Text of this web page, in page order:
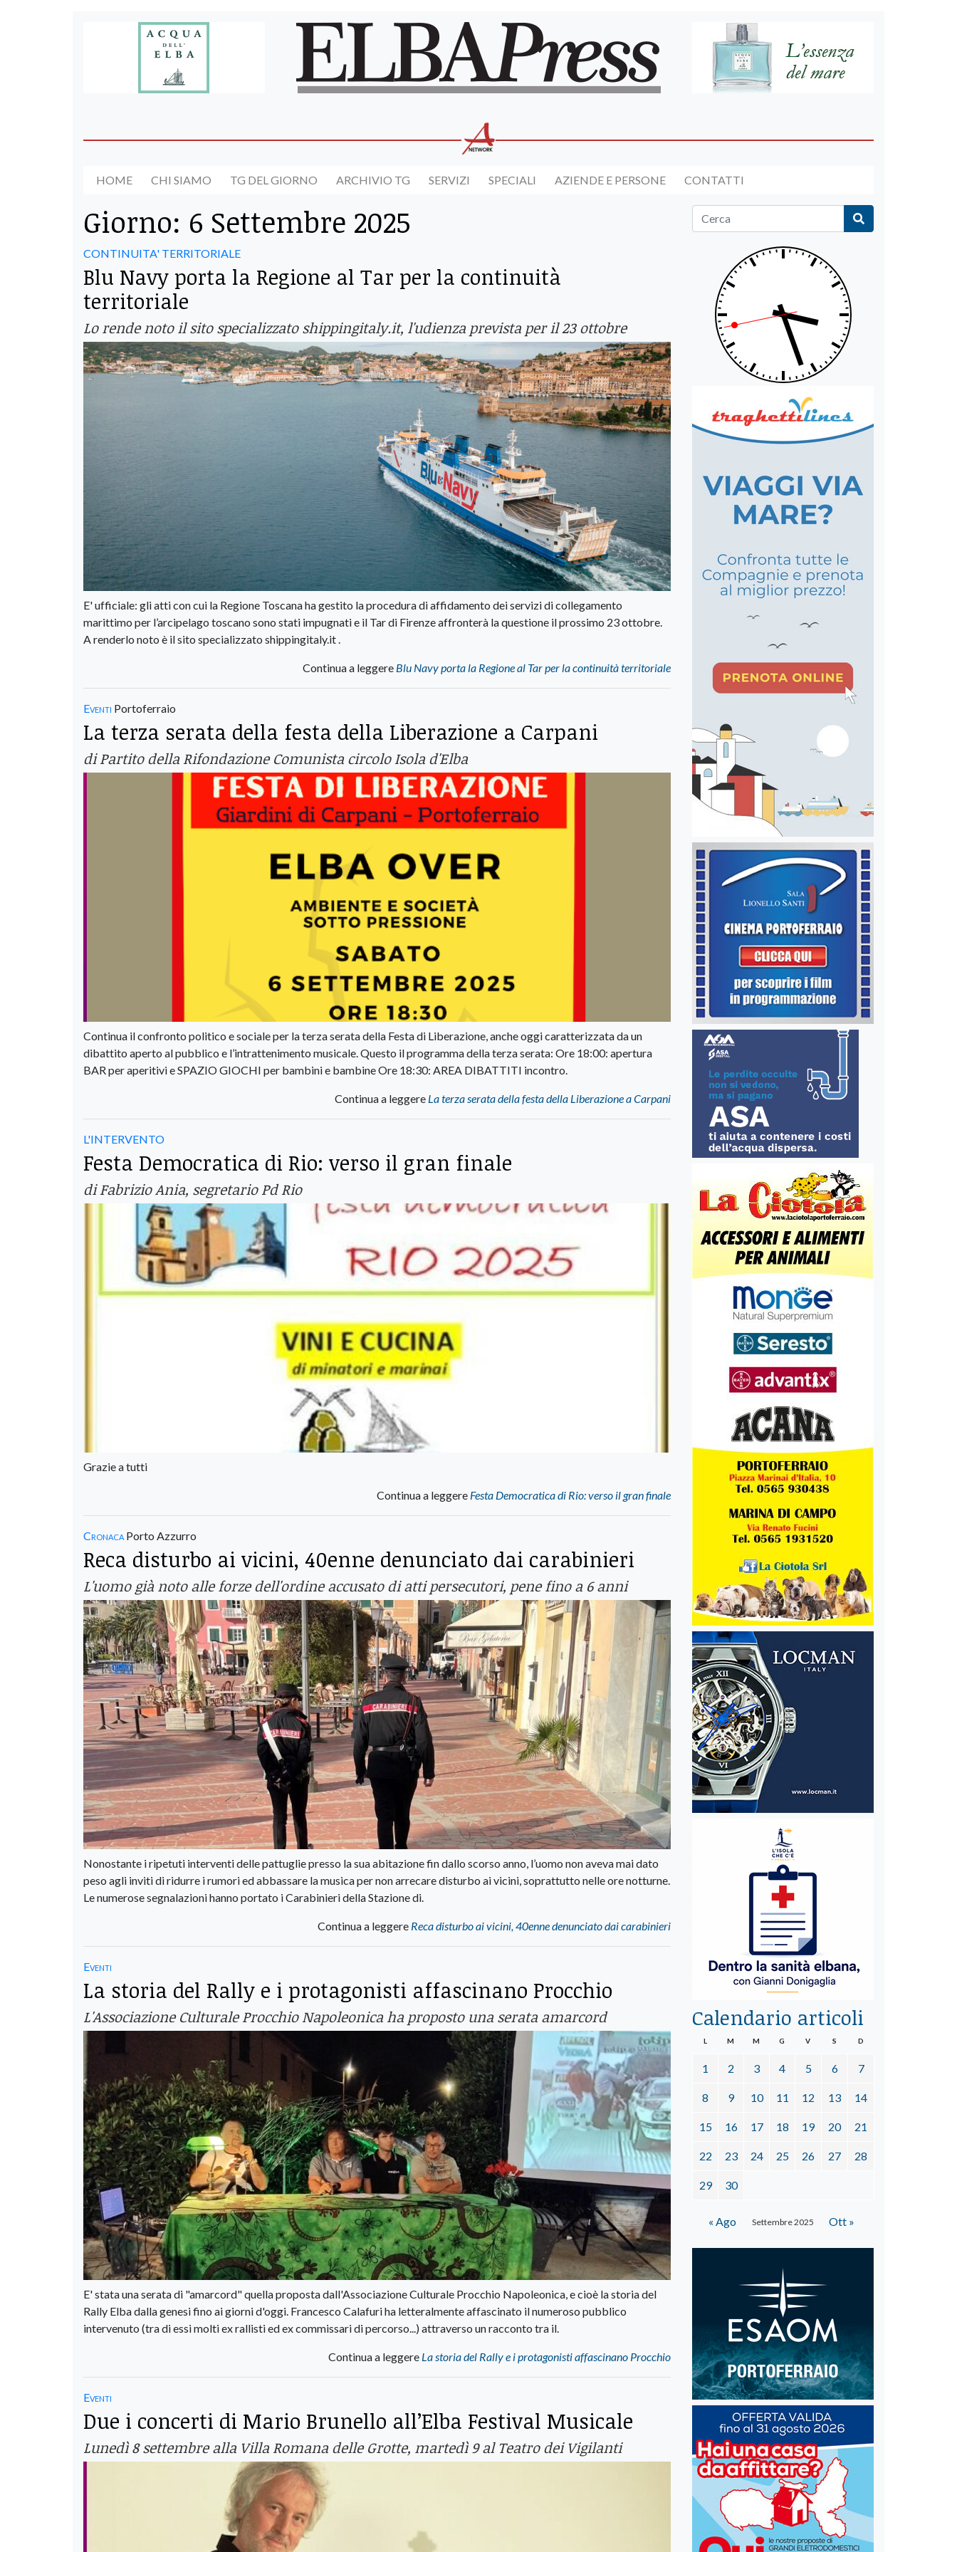
HOME CHI SIAMO TG DEL GIORNO ARCHIVIO TG SERVIZI SPECIALI AZIENDE E PERSONE CONTATTI
Giorno: 6 Settembre 2025
CONTINUITA' TERRITORIALE
Blu Navy porta la Regione al Tar per la continuità
territoriale
Lo rende noto il sito specializzato shippingitaly.it, l'udienza prevista per il 23 ottobre
E' ufficiale: gli atti con cui la Regione Toscana ha gestito la procedura di affidamento dei servizi di collegamento
marittimo per l’arcipelago toscano sono stati impugnati e il Tar di Firenze affronterà la questione il prossimo 23 ottobre.
A renderlo noto è il sito specializzato shippingitaly.it .
Continua a leggere Blu Navy porta la Regione al Tar per la continuità territoriale
Eventi Portoferraio
La terza serata della festa della Liberazione a Carpani
di Partito della Rifondazione Comunista circolo Isola d'Elba
Continua il confronto politico e sociale per la terza serata della Festa di Liberazione, anche oggi caratterizzata da un
dibattito aperto al pubblico e l’intrattenimento musicale. Questo il programma della terza serata: Ore 18:00: apertura
BAR per aperitivi e SPAZIO GIOCHI per bambini e bambine Ore 18:30: AREA DIBATTITI incontro.
Continua a leggere La terza serata della festa della Liberazione a Carpani
L'INTERVENTO
Festa Democratica di Rio: verso il gran finale
di Fabrizio Ania, segretario Pd Rio
Grazie a tutti
Continua a leggere Festa Democratica di Rio: verso il gran finale
Cronaca Porto Azzurro
Reca disturbo ai vicini, 40enne denunciato dai carabinieri
L'uomo già noto alle forze dell'ordine accusato di atti persecutori, pene fino a 6 anni
Nonostante i ripetuti interventi delle pattuglie presso la sua abitazione fin dallo scorso anno, l’uomo non aveva mai dato
peso agli inviti di ridurre i rumori ed abbassare la musica per non arrecare disturbo ai vicini, soprattutto nelle ore notturne.
Le numerose segnalazioni hanno portato i Carabinieri della Stazione di.
Continua a leggere Reca disturbo ai vicini, 40enne denunciato dai carabinieri
Eventi
La storia del Rally e i protagonisti affascinano Procchio
L'Associazione Culturale Procchio Napoleonica ha proposto una serata amarcord
E' stata una serata di "amarcord" quella proposta dall'Associazione Culturale Procchio Napoleonica, e cioè la storia del
Rally Elba dalla genesi fino ai giorni d'oggi. Francesco Calafuri ha letteralmente affascinato il numeroso pubblico
intervenuto (tra di essi molti ex rallisti ed ex commissari di percorso...) attraverso un racconto tra il.
Continua a leggere La storia del Rally e i protagonisti affascinano Procchio
Eventi
Due i concerti di Mario Brunello all’Elba Festival Musicale
Lunedì 8 settembre alla Villa Romana delle Grotte, martedì 9 al Teatro dei Vigilanti
Calendario articoli
Settembre 2025
L M M G V S D
1 2 3 4 5 6 7
8 9 10 11 12 13 14
15 16 17 18 19 20 21
22 23 24 25 26 27 28
29 30
« Ago Ott »